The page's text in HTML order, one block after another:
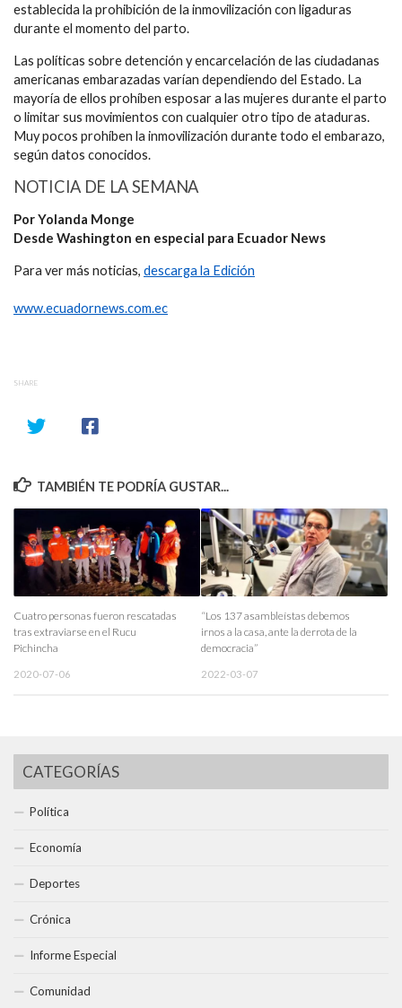
establecida la prohibición de la inmovilización con ligaduras
durante el momento del parto.
Las políticas sobre detención y encarcelación de las ciudadanas
americanas embarazadas varían dependiendo del Estado. La
mayoría de ellos prohíben esposar a las mujeres durante el parto
o limitar sus movimientos con cualquier otro tipo de ataduras.
Muy pocos prohíben la inmovilización durante todo el embarazo,
según datos conocidos.
NOTICIA DE LA SEMANA
Por Yolanda Monge
Desde Washington en especial para Ecuador News
Para ver más noticias, descarga la Edición
www.ecuadornews.com.ec
SHARE
TAMBIÉN TE PODRÍA GUSTAR...
Cuatro personas fueron rescatadas
tras extraviarse en el Rucu
Pichincha
2020-07-06
“Los 137 asambleístas debemos
irnos a la casa, ante la derrota de la
democracia”
2022-03-07
CATEGORÍAS
Política
Economía
Deportes
Crónica
Informe Especial
Comunidad